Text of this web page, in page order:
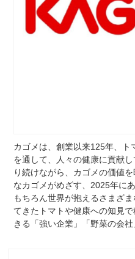
カゴメは、創業以来125年、ト
を通して、人々の健康に貢献
り続けながら、カゴメの価値
なカゴメがめざす、2025年に
もちろん世界が抱えるさまざ
てきたトマトや健康への知見
きる「強い企業」「野菜の会社